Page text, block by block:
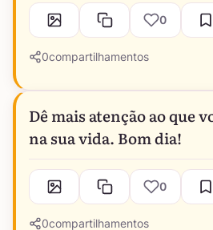
0
0compartilhamentos
Dê mais atenção ao que
na sua vida. Bom dia!
0
0compartilhamentos